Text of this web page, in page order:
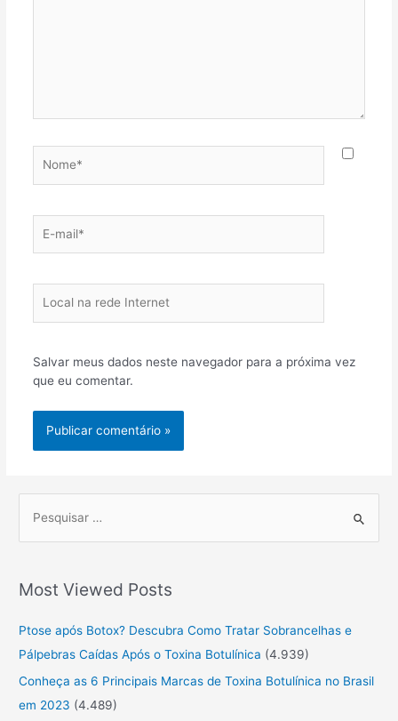
mail*
na
Salvar meus dados neste navegador para a próxima vez
que eu comentar.
r
c
r
:
Most Viewed Posts
Ptose após Botox? Descubra Como Tratar Sobrancelhas e
Pálpebras Caídas Após o Toxina Botulínica (4.939)
Conheça as 6 Principais Marcas de Toxina Botulínica no Brasil
em 2023 (4.489)